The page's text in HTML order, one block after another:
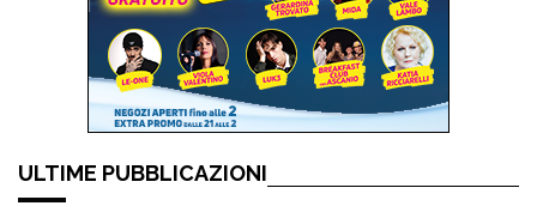
ULTIME PUBBLICAZIONI